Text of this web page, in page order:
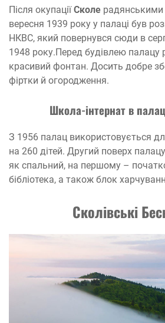
Після окупаціїСколе радянськими
вересня 1939 року у палаці був
НКВС, який повернувся сюди в
1948 року.Перед будівлею палацу
красивий фонтан. Досить добре
фіртки й огородження.
Школа-інтернат в
З 1956 палац використовується
на 260 дітей. Другий поверх
як спальний, на першому –
бібліотека, а також блок
Сколівські